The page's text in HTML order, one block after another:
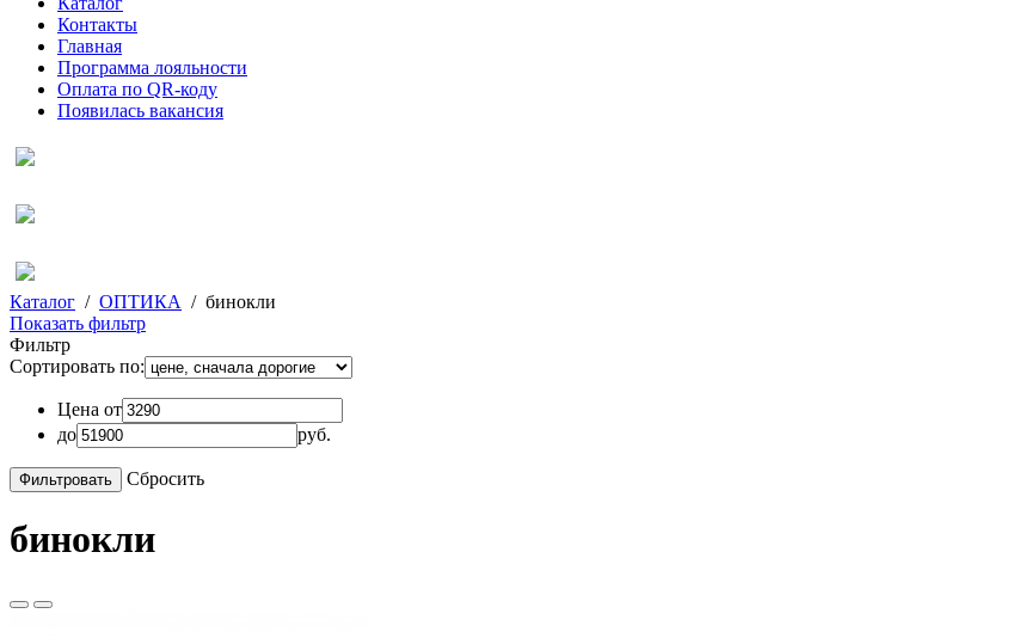
Контакты
Главная
Программа лояльности
Оплата по QR-коду
Появилась вакансия
Каталог / ОПТИКА / бинокли
Показать фильтр
Фильтр
Сортировать по:
Цена от
до
руб.
Сбросить
бинокли